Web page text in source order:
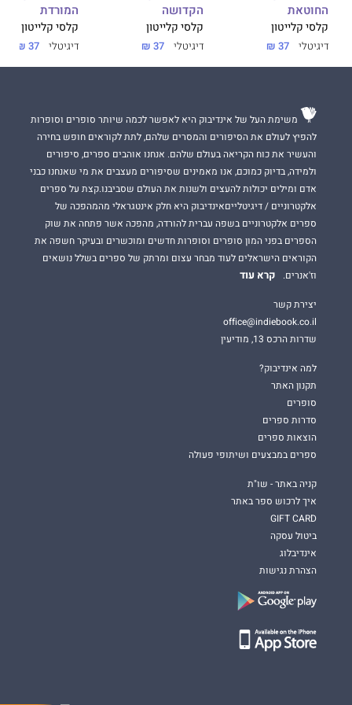
החוטאת
קלסי קלייטון
דיגיטלי 37 ₪
הקדושה
קלסי קלייטון
דיגיטלי 37 ₪
המורדת
קלסי קלייטון
דיגיטלי 37 ₪
משימת העל של אינדיבוק היא לאפשר לכמה שיותר סופרים וסופרות
להפיץ לעולם את הסיפורים והמסרים שלהם, לתת לקוראים חופש בחירה
והעשיר את כוח הקריאה בעולם שלהם. אנחנו אוהבים ספרים, סיפורים
ולמידה, בדיוק כמוכם, אנו מאמינים שסיפורים מעצבים את מי שאנחנו כבני
אדם ומילים יכולות להעצים ולשנות את העולם שסביבנו.קצת על ספרים
אלקטרוניים / דיגיטלייםאינדיבוק היא חלק אינטגראלי מהמהפכה של
ספרים אלקטרוניים בשפה עברית להורדה, מהפכה אשר פתחה את שוק
הספרים בפני המון סופרים וסופרות חדשים ומוכשרים ובעיקר חשפה את
הקוראים הישראלים לעוד מבחר עצום ומרתק של ספרים בשלל נושאים
וז'אנרים.
קרא עוד
יצירת קשר
office@indiebook.co.il
שדרות הרכס 13, מודיעין
למה אינדיבוק?
תקנון האתר
סופרים
סדרות ספרים
הוצאות ספרים
ספרים במבצעים ושיתופי פעולה
קניה באתר - שו"ת
איך לרכוש ספר באתר
GIFT CARD
ביטול עסקה
אינדיבלוג
הצהרת נגישות